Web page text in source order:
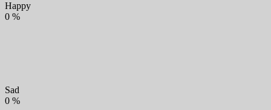
Happy
0 %
Sad
0 %